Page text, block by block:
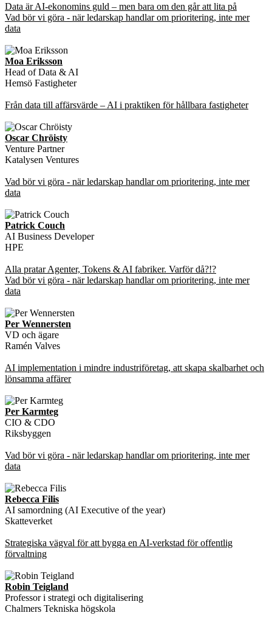
Data är AI‑ekonomins guld – men bara om den går att lita på
Vad bör vi göra - när ledarskap handlar om prioritering, inte mer
data
Moa Eriksson
Head of Data & AI
Hemsö Fastigheter
Från data till affärsvärde – AI i praktiken för hållbara fastigheter
Oscar Chröisty
Venture Partner
Katalysen Ventures
Vad bör vi göra - när ledarskap handlar om prioritering, inte mer
data
Patrick Couch
AI Business Developer
HPE
Alla pratar Agenter, Tokens & AI fabriker. Varför då?!?
Vad bör vi göra - när ledarskap handlar om prioritering, inte mer
data
Per Wennersten
VD och ägare
Ramén Valves
AI implementation i mindre industriföretag, att skapa skalbarhet och
lönsamma affärer
Per Karmteg
CIO & CDO
Riksbyggen
Vad bör vi göra - när ledarskap handlar om prioritering, inte mer
data
Rebecca Filis
AI samordning (AI Executive of the year)
Skatteverket
Strategiska vägval för att bygga en AI-verkstad för offentlig
förvaltning
Robin Teigland
Professor i strategi och digitalisering
Chalmers Tekniska högskola